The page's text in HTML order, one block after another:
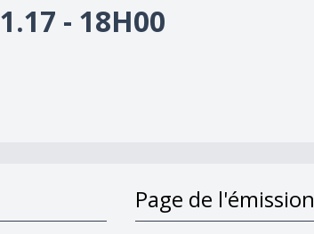
- 18H00
Page de l'émission